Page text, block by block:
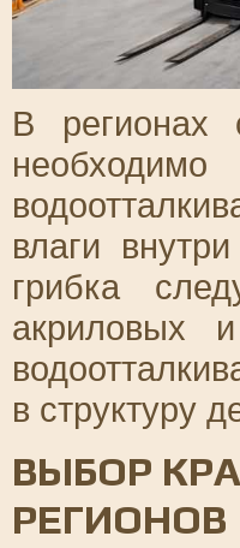
В регионах
влаги
грибка
акриловых
в структуру
ВЫБОР
РЕГИОНОВ